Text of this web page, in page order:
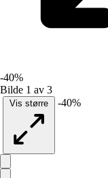
-40%
Bilde 1 av 3
Vis større -40%